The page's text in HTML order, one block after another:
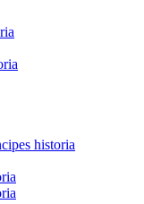
historia